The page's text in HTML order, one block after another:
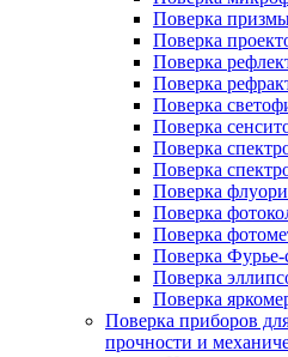
Поверка
Поверка
Поверка
Поверка
Поверка
Поверка
Поверка
Поверка
Поверка
Поверка
Поверка
Поверка Фурье-
Поверка
Поверка
Поверка приборов
прочности и